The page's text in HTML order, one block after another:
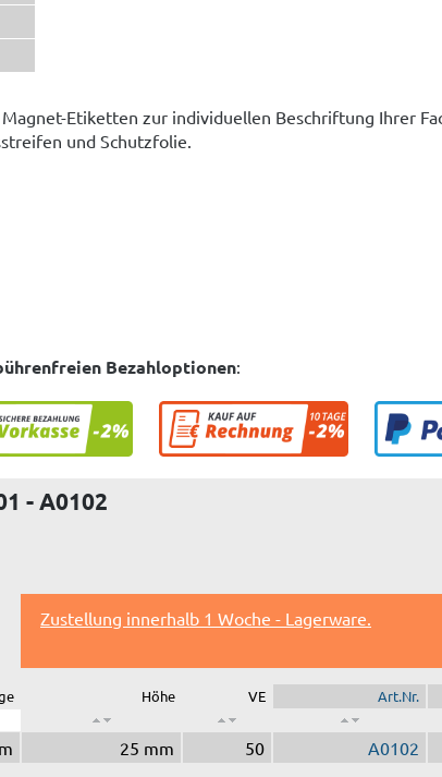
Etiketten zur individuellen Beschriftung Ihrer
und Schutzfolie.
Bezahloptionen:
- A0102
Zustellung innerhalb 1 Woche - Lagerware.
Höhe VE Art.Nr.
25 mm 50 A0102